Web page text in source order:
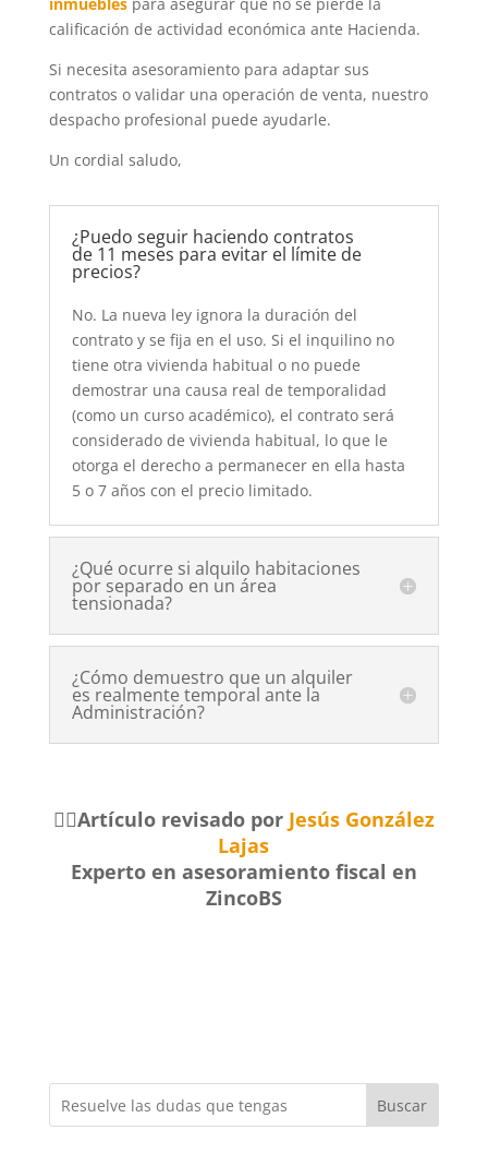
calificación de actividad económica ante Hacienda.
Si necesita asesoramiento para adaptar sus
contratos o validar una operación de venta, nuestro
despacho profesional puede ayudarle.
Un cordial saludo,
¿Puedo seguir haciendo contratos
de 11 meses para evitar el límite de
precios?
No. La nueva ley ignora la duración del
contrato y se fija en el uso. Si el inquilino no
tiene otra vivienda habitual o no puede
demostrar una causa real de temporalidad
(como un curso académico), el contrato será
considerado de vivienda habitual, lo que le
otorga el derecho a permanecer en ella hasta
5 o 7 años con el precio limitado.
¿Qué ocurre si alquilo habitaciones
por separado en un área
tensionada?
¿Cómo demuestro que un alquiler
es realmente temporal ante la
Administración?
🧑‍⚖️Artículo revisado por Jesús González
Lajas
Experto en asesoramiento fiscal en
ZincoBS
Buscar